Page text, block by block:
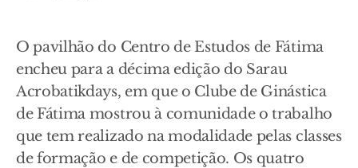
O pavilhão do Centro de Estudos de Fátima
encheu para a décima edição do Sarau
Acrobatikdays, em que o Clube de Ginástica
de Fátima mostrou à comunidade o trabalho
que tem realizado na modalidade pelas classes
de formação e de competição. Os quatro